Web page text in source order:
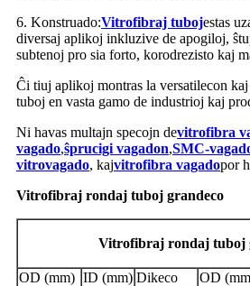
6. Konstruado:Vitrofibraj tubojestas
diversaj aplikoj inkluzive de apogiloj,
subtenoj pro sia forto, korodrezisto kaj
Ĉi tiuj aplikoj montras la versatilecon
tuboj en vasta gamo de industrioj kaj
Ni havas multajn specojn devitrofibra
vagado,ŝprucigi vagadon,SMC-
vitrovagado, kajvitrofibra vagadopor
Vitrofibraj rondaj tuboj grandeco
Vitrofibraj rondaj tuboj
OD (mm) ID (mm) Dikeco OD